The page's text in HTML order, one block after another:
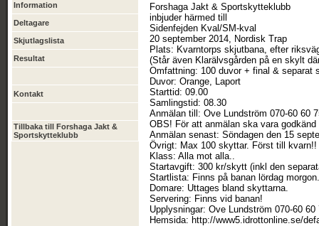
Information
Deltagare
Skjutlagslista
Resultat
Kontakt
Tillbaka till Forshaga Jakt &
Sportskytteklubb
Forshaga Jakt & Sportskytteklubb
inbjuder härmed till
Sidenfejden Kval/SM-kval
20 september 2014, Nordisk Trap
Plats: Kvarntorps skjutbana, efter
(Står även Klarälvsgården på en skylt
Omfattning: 100 duvor + final & separat
Duvor: Orange, Laport
Starttid: 09.00
Samlingstid: 08.30
Anmälan till: Ove Lundström 070-60 60
OBS! För att anmälan ska vara
Anmälan senast: Söndagen den 15
Övrigt: Max 100 skyttar. Först till kvarn!!
Klass: Alla mot alla..
Startavgift: 300 kr/skytt (inkl den
Startlista: Finns på banan lördag morgon.
Domare: Uttages bland skyttarna.
Servering: Finns vid banan!
Upplysningar: Ove Lundström 070-60 60
Hemsida: http://www5.idrottonline.se/